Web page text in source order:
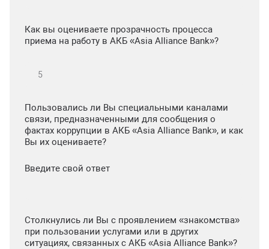
Как вы оцениваете прозрачность процесса
приема на работу в АКБ «Asia Alliance Bank»?
Пользовались ли Вы специальными каналами
связи, предназначенными для сообщения о
фактах коррупции в АКБ «Asia Alliance Bank», и как
Вы их оцениваете?
Введите свой ответ
Столкнулись ли Вы с проявлением «знакомства»
при пользовании услугами или в других
ситуациях, связанных с АКБ «Asia Alliance Bank»?